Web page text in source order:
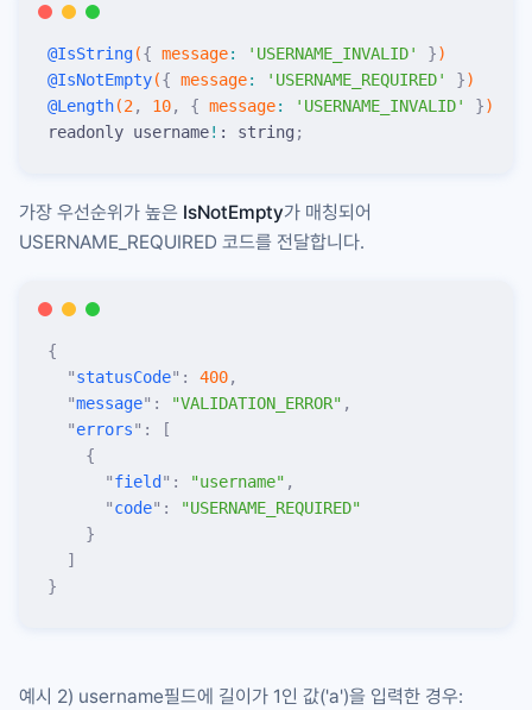
@IsString({ message: ' USERNAME_INVALID' })
@IsNotEmpty({ message: ' USERNAME_REQUIRED' })
@Length(2 , 10, { message: ' USERNAME_INVALID' })
readonly username! : string ;
가장 우선순위가 높은 IsNotEmpty가 매칭되어
USERNAME_REQUIRED 코드를 전달합니다.
{
  "
statusCode" : 400,
  "
message" : "VALIDATION_ERROR" ,
  "
errors" :
[
    {
      "
field " : "username" ,
      "
code" : "USERNAME_REQUIRED"
    }
  ]
}
예시 2) username필드에 길이가 1인 값('a')을 입력한 경우: